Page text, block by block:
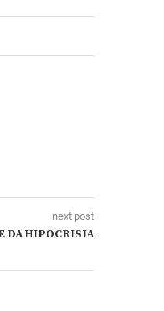
next post
DA HIPOCRISIA